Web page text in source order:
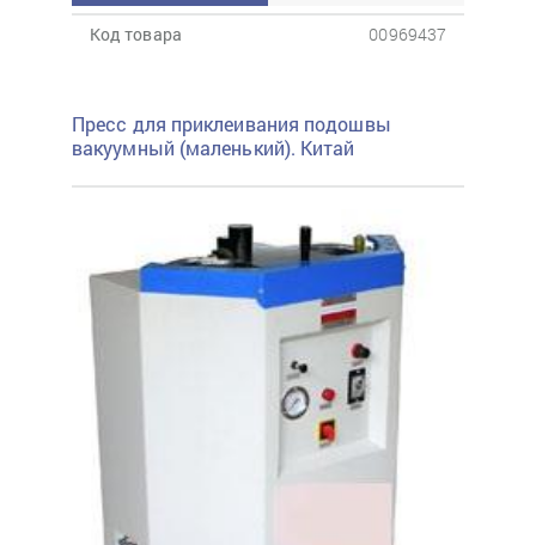
Код товара 00969437
Пресс для приклеивания подошвы
вакуумный (маленький). Китай